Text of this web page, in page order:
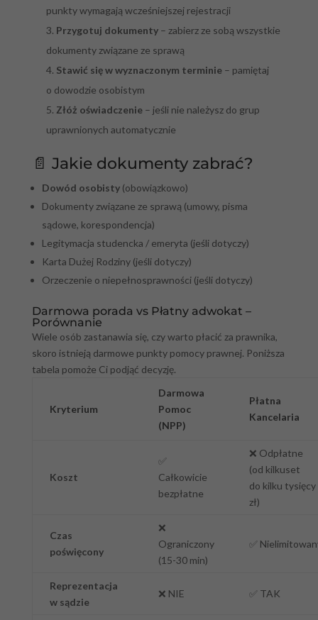
punkty wymagają wcześniejszej rejestracji
Przygotuj dokumenty– zabierz ze sobą wszystkie
dokumenty związane ze sprawą
Stawić się w wyznaczonym terminie– pamiętaj
o dowodzie osobistym
Złóż oświadczenie– jeśli nie należysz do grup
uprawnionych automatycznie
📄 Jakie dokumenty zabrać?
Dowód osobisty(obowiązkowo)
Dokumenty związane ze sprawą (umowy, pisma
sądowe, korespondencja)
Legitymacja studencka / emeryta (jeśli dotyczy)
Karta Dużej Rodziny (jeśli dotyczy)
Orzeczenie o niepełnosprawności (jeśli dotyczy)
Darmowa porada vs Płatny adwokat –
Porównanie
Wiele osób zastanawia się, czy warto płacić za prawnika,
skoro istnieją darmowe punkty pomocy prawnej. Poniższa
tabela pomoże Ci podjąć decyzję.
Kryterium
Darmowa
Pomoc
(NPP)
Płatna
Kancelaria
Koszt
✅
Całkowicie
bezpłatne
❌ Odpłatne
(od kilkuset
do kilku tysięcy
zł)
Czas
poświęcony
❌
Ograniczony
(15-30 min)
✅
Reprezentacja
w sądzie
❌ NIE ✅ TAK